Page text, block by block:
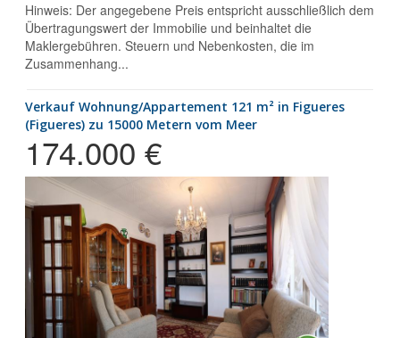
Hinweis: Der angegebene Preis entspricht ausschließlich dem
Übertragungswert der Immobilie und beinhaltet die
Maklergebühren. Steuern und Nebenkosten, die im
Zusammenhang...
Verkauf Wohnung/Appartement 121 m² in Figueres
(Figueres) zu 15000 Metern vom Meer
174.000 €